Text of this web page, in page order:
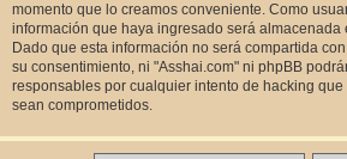
momento que lo creamos conveniente. Como
información que haya ingresado será almacenada
Dado que esta información no será compartida
su consentimiento, ni "Asshai.com" ni phpBB
responsables por cualquier intento de hacking
sean comprometidos.